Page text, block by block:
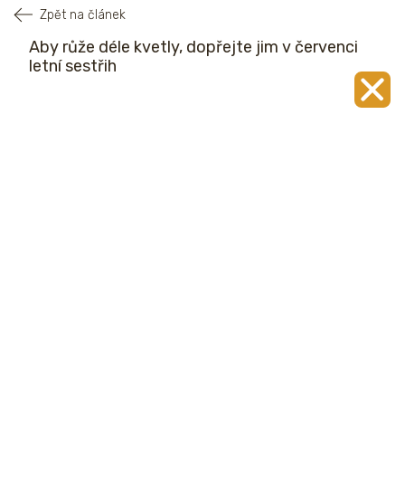
Zpět na článek
Aby růže déle kvetly, dopřejte jim v červenci
letní sestřih